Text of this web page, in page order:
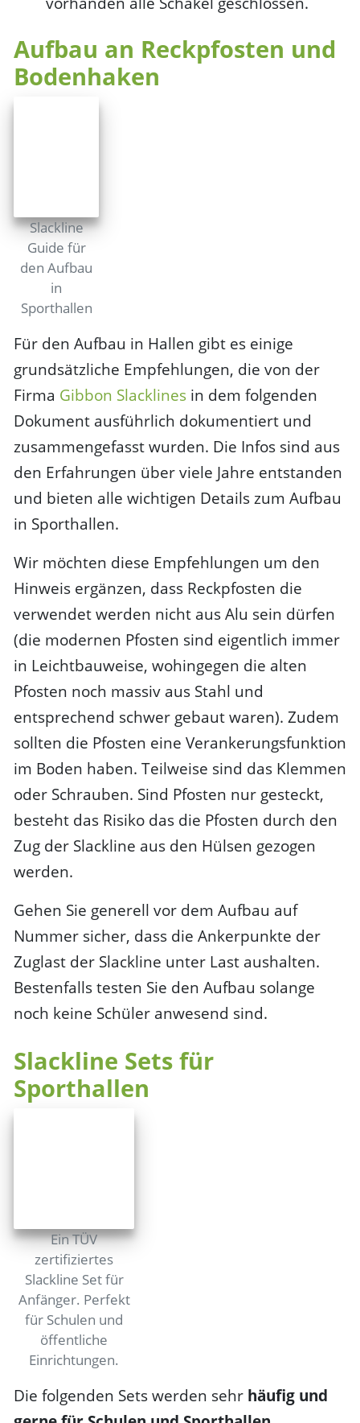
Aufbau an Reckpfosten und
Bodenhaken
Slackline
Guide für
den Aufbau
in
Sporthallen
Für den Aufbau in Hallen gibt es einige
grundsätzliche Empfehlungen, die von der
Firma Gibbon Slacklines in dem folgenden
Dokument ausführlich dokumentiert und
zusammengefasst wurden. Die Infos sind aus
den Erfahrungen über viele Jahre entstanden
und bieten alle wichtigen Details zum Aufbau
in Sporthallen.
Wir möchten diese Empfehlungen um den
Hinweis ergänzen, dass Reckpfosten die
verwendet werden nicht aus Alu sein dürfen
(die modernen Pfosten sind eigentlich immer
in Leichtbauweise, wohingegen die alten
Pfosten noch massiv aus Stahl und
entsprechend schwer gebaut waren). Zudem
sollten die Pfosten eine Verankerungsfunktion
im Boden haben. Teilweise sind das Klemmen
oder Schrauben. Sind Pfosten nur gesteckt,
besteht das Risiko das die Pfosten durch den
Zug der Slackline aus den Hülsen gezogen
werden.
Gehen Sie generell vor dem Aufbau auf
Nummer sicher, dass die Ankerpunkte der
Zuglast der Slackline unter Last aushalten.
Bestenfalls testen Sie den Aufbau solange
noch keine Schüler anwesend sind.
Slackline Sets für
Sporthallen
Ein TÜV
zertifiziertes
Slackline Set für
Anfänger. Perfekt
für Schulen und
öffentliche
Einrichtungen.
Die folgenden Sets werden sehr häufig und